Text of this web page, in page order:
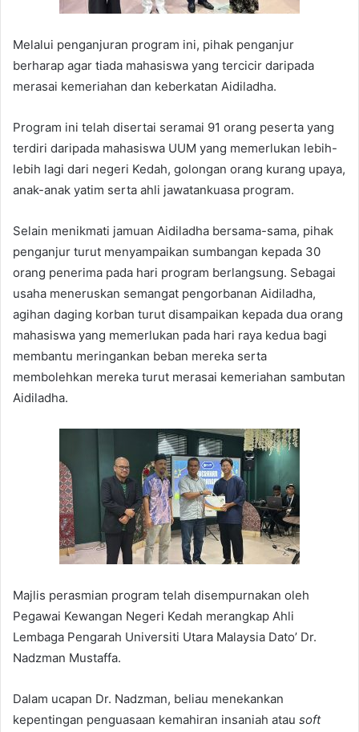
Melalui penganjuran program ini, pihak penganjur
berharap agar tiada mahasiswa yang tercicir daripada
merasai kemeriahan dan keberkatan Aidiladha.
Program ini telah disertai seramai 91 orang peserta yang
terdiri daripada mahasiswa UUM yang memerlukan lebih-
lebih lagi dari negeri Kedah, golongan orang kurang upaya,
anak-anak yatim serta ahli jawatankuasa program.
Selain menikmati jamuan Aidiladha bersama-sama, pihak
penganjur turut menyampaikan sumbangan kepada 30
orang penerima pada hari program berlangsung. Sebagai
usaha meneruskan semangat pengorbanan Aidiladha,
agihan daging korban turut disampaikan kepada dua orang
mahasiswa yang memerlukan pada hari raya kedua bagi
membantu meringankan beban mereka serta
membolehkan mereka turut merasai kemeriahan sambutan
Aidiladha.
Majlis perasmian program telah disempurnakan oleh
Pegawai Kewangan Negeri Kedah merangkap Ahli
Lembaga Pengarah Universiti Utara Malaysia Dato’ Dr.
Nadzman Mustaffa.
Dalam ucapan Dr. Nadzman, beliau menekankan
kepentingan penguasaan kemahiran insaniah atau soft